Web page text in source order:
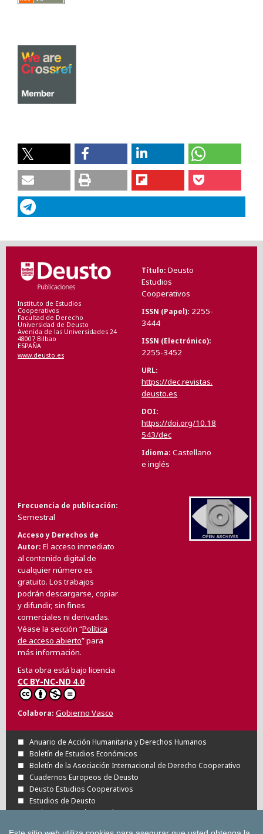
Instituto de Estudios
Cooperativos
Facultad de Derecho
Universidad de Deusto
Avenida de las Universidades 24
48007 Bilbao
ESPAÑA
www.deusto.es
Título Deusto
Estudios
Cooperativos
ISSN (Papel) 2255-
3444
ISSN (Electrónico)
2255-3452
URL
https://dec.revistas.
deusto.es
DOI
https://doi.org/10.18
543/dec
Idioma Castellano
e inglés
Frecuencia de publicación
Semestral
Acceso y Derechos de
Autor El acceso inmediato
al contenido digital de
cualquier número es
gratuito. Los trabajos
podrán descargarse, copiar
y difundir, sin fines
comerciales ni derivadas.
Véase la sección “Política
de acceso abierto” para
más información.
Esta obra está bajo licencia
CC BY-NC-ND 4.0
Colabora Gobierno Vasco
Anuario de Acción Humanitaria y Derechos Humanos
Boletín de Estudios Económicos
Boletín de la Asociación Internacional de Derecho Cooperativo
Cuadernos Europeos de Deusto
Deusto Estudios Cooperativos
Estudios de Deusto
Revista Deusto de Derechos Humanos